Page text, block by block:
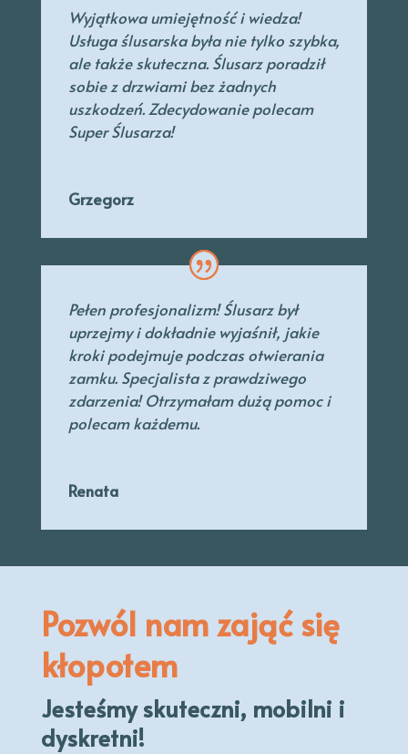
Wyjątkowa umiejętność i wiedza!
Usługa ślusarska była nie tylko szybka,
ale także skuteczna. Ślusarz poradził
sobie z drzwiami bez żadnych
uszkodzeń. Zdecydowanie polecam
Super Ślusarza!
Grzegorz
Pełen profesjonalizm! Ślusarz był
uprzejmyi dokładnie wyjaśnił, jakie
kroki podejmuje podczas otwierania
zamku. Specjalistaz prawdziwego
zdarzenia! Otrzymałam dużą pomoc i
polecam każdemu.
Renata
Pozwól nam zająć się
kłopotem
Jesteśmy skuteczni, mobilni i
dyskretni!